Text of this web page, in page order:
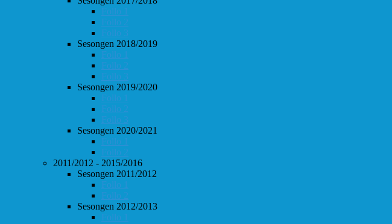
Follo 1
Follo 2
Follo 3
Sesongen 2018/2019
Follo 1
Follo 2
Follo 3
Sesongen 2019/2020
Follo 1
Follo 2
Follo 3
Sesongen 2020/2021
Follo 1
Follo 2
2011/2012 - 2015/2016
Sesongen 2011/2012
Follo 1
Follo 2
Sesongen 2012/2013
Follo 1